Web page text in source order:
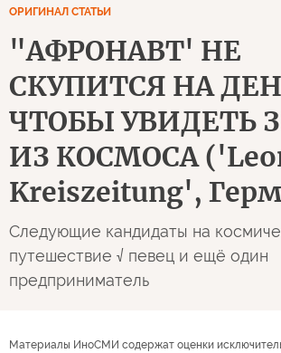
ОРИГИНАЛ СТАТЬИ
"АФРОНАВТ' НЕ
СКУПИТСЯ НА
ЧТОБЫ УВИДЕТЬ
ИЗ КОСМОСА
Kreiszeitung',
Следующие кандидаты на
путешествие √ певец и ещё один
предприниматель
Материалы ИноСМИ содержат оценки